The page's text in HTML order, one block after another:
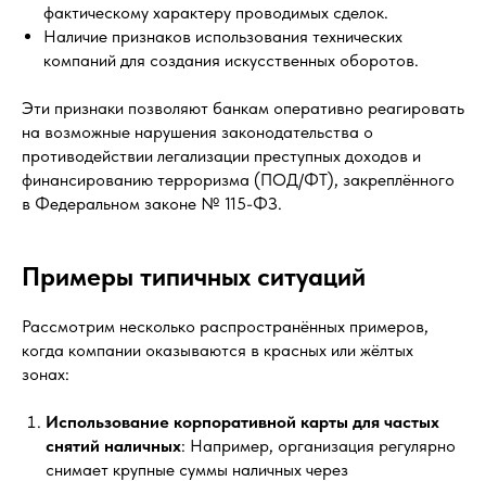
фактическому характеру проводимых сделок.
Наличие признаков использования технических
компаний для создания искусственных оборотов.
Эти признаки позволяют банкам оперативно реагировать
на возможные нарушения законодательства о
противодействии легализации преступных доходов и
финансированию терроризма (ПОД/ФТ), закреплённого
в Федеральном законе № 115-ФЗ.
Примеры типичных ситуаций
Рассмотрим несколько распространённых примеров,
когда компании оказываются в красных или жёлтых
зонах:
Использование корпоративной карты для частых
снятий наличных: Например, организация регулярно
снимает крупные суммы наличных через